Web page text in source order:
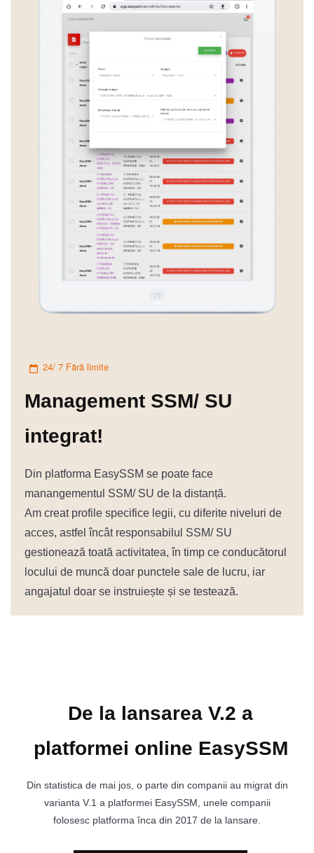
24/ 7 Fără limite
Management SSM/ SU
integrat!
Din platforma EasySSM se poate face
manangementul SSM/ SU de la distanță.
Am creat profile specifice legii, cu diferite niveluri de
acces, astfel încât responsabilul SSM/ SU
gestionează toată activitatea, în timp ce conducătorul
locului de muncă doar punctele sale de lucru, iar
angajatul doar se instruiește și se testează.
De la lansarea V.2 a
platformei online EasySSM
Din statistica de mai jos, o parte din companii au migrat din
varianta V.1 a platformei EasySSM, unele companii
folosesc platforma înca din 2017 de la lansare.